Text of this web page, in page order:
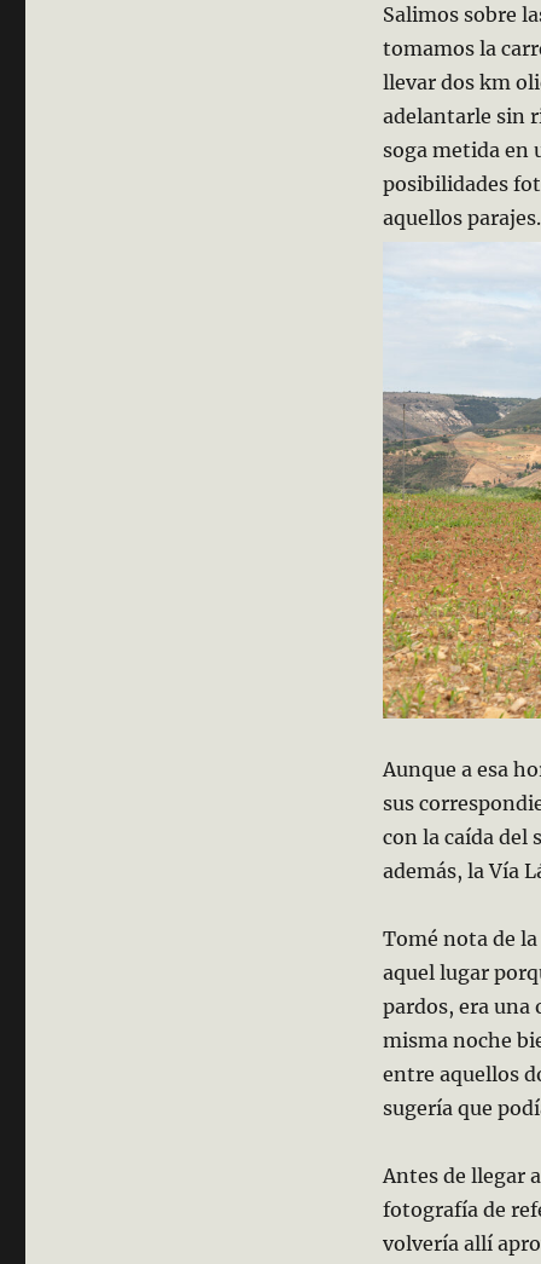
Salimos sobre
tomamos la
llevar dos km
adelantarle sin
soga metida en
posibilidades
aquellos parajes.
Aunque a esa
sus
con la caída del
además, la Vía
Tomé nota de
aquel lugar
pardos, era una
misma noche
entre aquellos
sugería que
Antes de llegar
fotografía de
volvería allí